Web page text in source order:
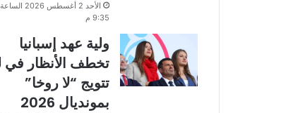
الأحد 2 أغسطس 2026 الساعة
9:35 م
ولية عهد إسبانيا
تخطف الأنظار في
تتويج “لا روخا”
بمونديال 2026